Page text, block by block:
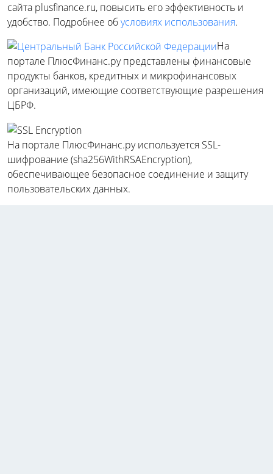
сайта plusfinance.ru, повысить его эффективность и
удобство. Подробнее обусловиях использования.
На
портале ПлюсФинанс.ру представлены финансовые
продукты банков, кредитных и микрофинансовых
организаций, имеющие соответствующие разрешения
ЦБРФ.
На портале ПлюсФинанс.ру используется SSL-
шифрование (sha256WithRSAEncryption),
обеспечивающее безопасное соединение и защиту
пользовательских данных.